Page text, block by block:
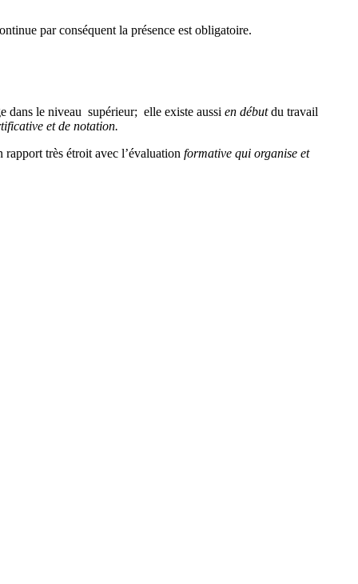
par conséquent la présence est obligatoire.
dans le niveau supérieur; elle existe aussi en débutdu travail
et de notation.
très étroit avec l’évaluation formative qui organise et